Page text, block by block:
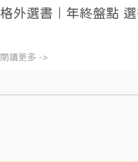
格外選書｜年終盤點
閱讀更多 ->